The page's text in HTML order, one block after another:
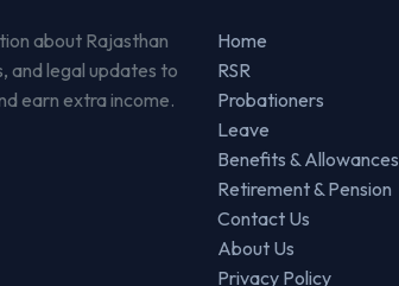
about Rajasthan
and legal updates to
earn extra income.
Home
RSR
Probationers
Leave
Benefits & Allowances
Retirement & Pension
Contact Us
About Us
Privacy Policy